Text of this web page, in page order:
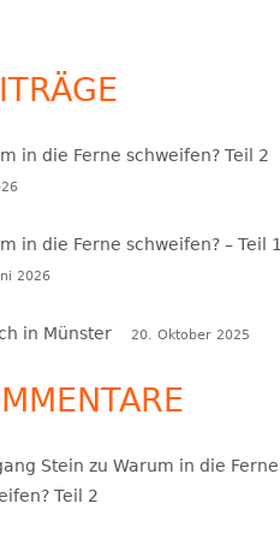
in die Ferne schweifen? Teil 2
in die Ferne schweifen? – Teil 1
2026
in Münster 20. Oktober 2025
Stein zuWarum in die Ferne
Teil 2